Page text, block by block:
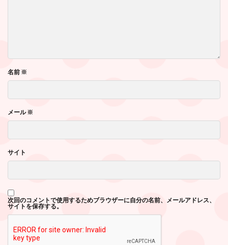
名前 ※
メール※
サイト
次回のコメントで使用するためブラウザーに自分の名前、メールアドレス、
サイトを保存する。